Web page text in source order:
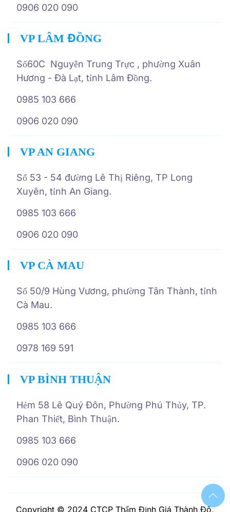
0906 020 090
VP LÂM ĐỒNG
Số60C Nguyễn Trung Trực , phường Xuân
Hương - Đà Lạt, tỉnh Lâm Đồng.
0985 103 666
0906 020 090
VP AN GIANG
Số 53 - 54 đường Lê Thị Riêng, TP Long
Xuyên, tỉnh An Giang.
0985 103 666
0906 020 090
VP CÀ MAU
Số 50/9 Hùng Vương, phường Tân Thành, tỉnh
Cà Mau.
0985 103 666
0978 169 591
VP BÌNH THUẬN
Hẻm 58 Lê Quý Đôn, Phường Phú Thủy, TP.
Phan Thiết, Bình Thuận.
0985 103 666
0906 020 090
Copyright © 2024 CTCP Thẩm Định Giá Thành Đô,